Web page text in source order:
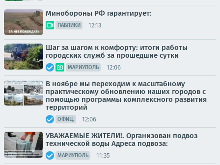
Минобороны РФ гарантирует:
ПАБЛИКИ 12:13
Шаг за шагом к комфорту: итоги работы
городских служб за прошедшие сутки
МАРИУПОЛЬ 12:06
В ноябре мы переходим к масштабному
практическому обновлению наших городов с
помощью программы комплексного развития
территорий
ОФИЦ. 12:06
УВАЖАЕМЫЕ ЖИТЕЛИ!. Организован подвоз
технической воды Адреса подвоза:
МАРИУПОЛЬ 11:35